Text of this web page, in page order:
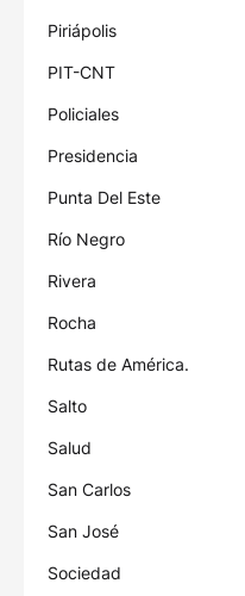
Piriápolis
PIT-CNT
Policiales
Presidencia
Punta Del Este
Río Negro
Rivera
Rocha
Rutas de América.
Salto
Salud
San Carlos
San José
Sociedad